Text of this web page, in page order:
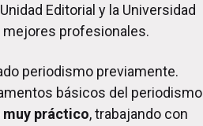
Editorial y la Universidad
mejores profesionales.
periodismo previamente.
básicos del periodismo
muy práctico, trabajando con